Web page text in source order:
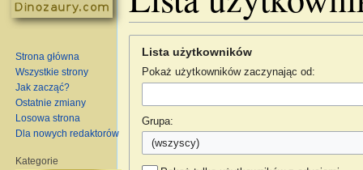
Lista użytkowników
Pokaż użytkowników zaczynając od:
Grupa:
(wszyscy)
Strona główna
Wszystkie strony
Jak zacząć?
Ostatnie zmiany
Losowa strona
Dla nowych redaktorów
Kategorie